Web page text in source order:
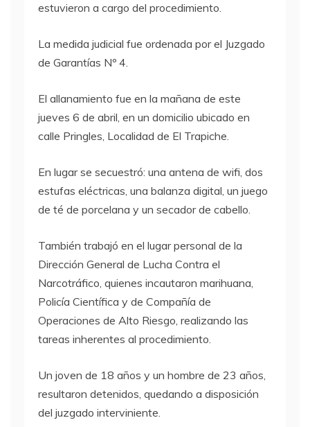
estuvieron a cargo del procedimiento.
La medida judicial fue ordenada por el Juzgado
de Garantías Nº 4.
El allanamiento fue en la mañana de este
jueves 6 de abril, en un domicilio ubicado en
calle Pringles, Localidad de El Trapiche.
En lugar se secuestró: una antena de wifi, dos
estufas eléctricas, una balanza digital, un juego
de té de porcelana y un secador de cabello.
También trabajó en el lugar personal de la
Dirección General de Lucha Contra el
Narcotráfico, quienes incautaron marihuana,
Policía Científica y de Compañía de
Operaciones de Alto Riesgo, realizando las
tareas inherentes al procedimiento.
Un joven de 18 años y un hombre de 23 años,
resultaron detenidos, quedando a disposición
del juzgado interviniente.